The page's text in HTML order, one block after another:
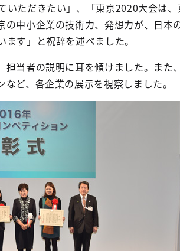
いただきたい」、「東京2020大会は
中小企業の技術力、発想力が、日本
す」と祝辞を述べました。
当者の説明に耳を傾けました。また
ど、各企業の展示を視察しました。